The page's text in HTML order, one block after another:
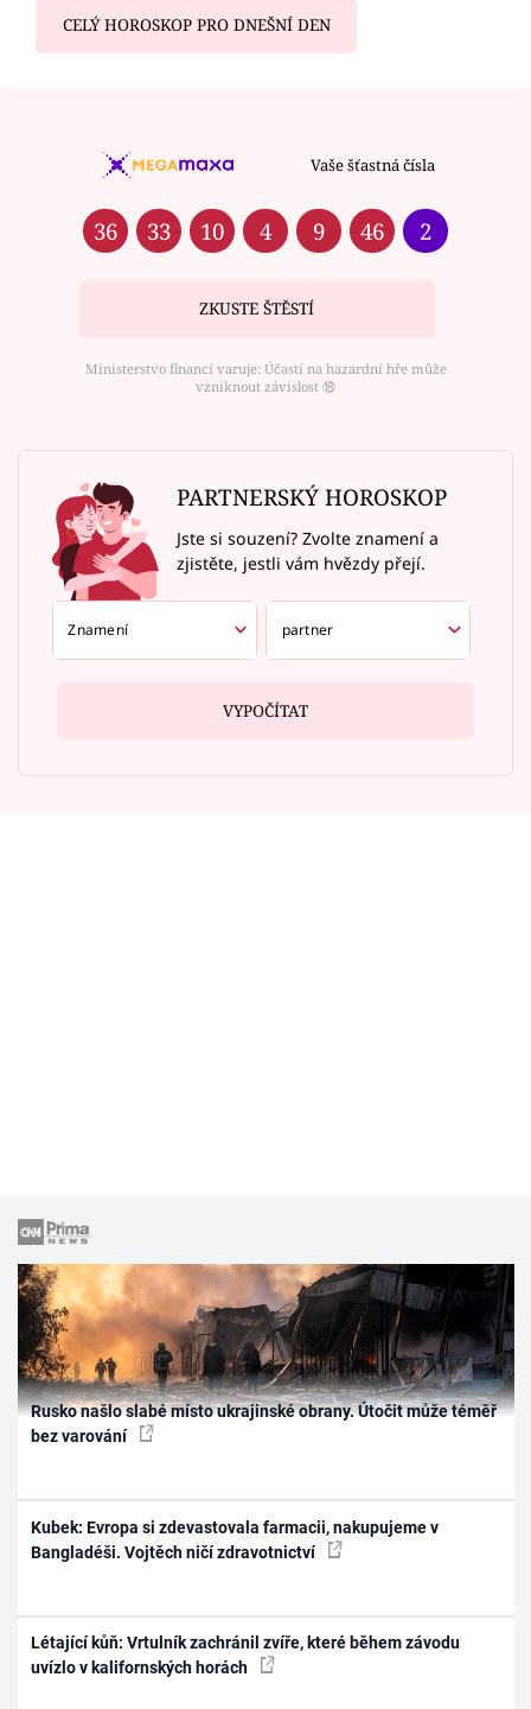
CELÝ HOROSKOP PRO DNEŠNÍ DEN
Vaše šťastná čísla
36 33 10 4 9 46 2
ZKUSTE ŠTĚSTÍ
Ministerstvo financí varuje: Účastí na hazardní hře může
vzniknout závislost ⑱
PARTNERSKÝ HOROSKOP
Jste si souzení? Zvolte znamení a
zjistěte, jestli vám hvězdy přejí.
VYPOČÍTAT
Rusko našlo slabé místo ukrajinské obrany. Útočit může téměř
bez varování
Kubek: Evropa si zdevastovala farmacii, nakupujeme v
Bangladéši. Vojtěch ničí zdravotnictví
Létající kůň: Vrtulník zachránil zvíře, které během závodu
uvízlo v kalifornských horách